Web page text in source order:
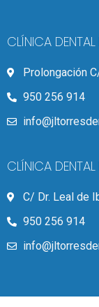
CLÍNICA DENTAL
Prolongación
950 256 914
CLÍNICA DENTAL
C/ Dr. Leal de
950 256 914